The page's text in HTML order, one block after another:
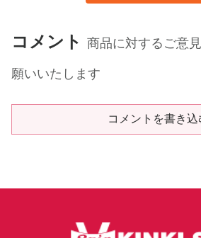
コメント 商品に対するご意
願いいたします
コメントを書き込